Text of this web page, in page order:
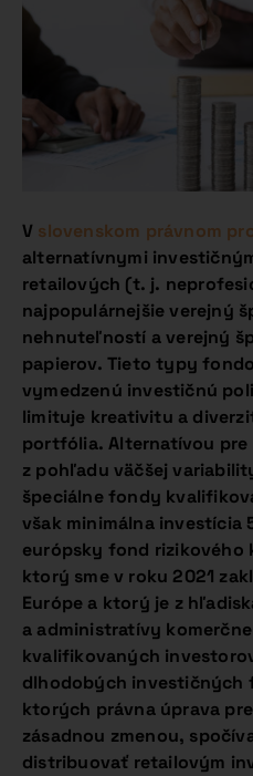
V slovenskom právnom
alternatívnymi
retailových (t. j.
najpopulárnejšie verejný
nehnuteľností a verejný
papierov. Tieto typy
vymedzenú investičnú
limituje kreativitu a
portfólia. Alternatívou
z pohľadu väčšej
špeciálne fondy
však minimálna investícia
európsky fond rizikového
ktorý sme v roku 2021
Európe a ktorý je z
a administratívy
kvalifikovaných
dlhodobých investičných
ktorých právna úprava
zásadnou zmenou,
distribuovať retailovým